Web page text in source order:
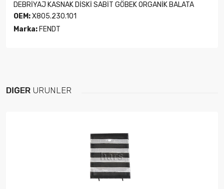
DEBRİYAJ KASNAK DİSKİ SABİT GÖBEK ORGANİK BALATA
OEM:X805.230.101
Marka: FENDT
DIĞER ÜRÜNLER